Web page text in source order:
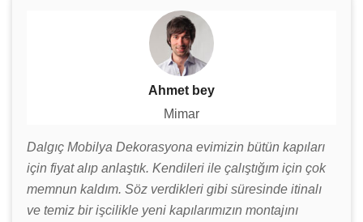
Ahmet bey
Mimar
Dalgıç Mobilya Dekorasyona evimizin bütün kapıları
için fiyat alıp anlaştık. Kendileri ile çalıştığım için çok
memnun kaldım. Söz verdikleri gibi süresinde itinalı
ve temiz bir işcilikle yeni kapılarımızın montajını